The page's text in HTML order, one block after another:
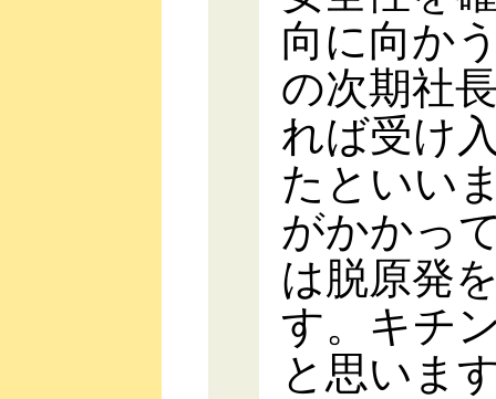
向に向か
の次期社
れば受け
たといい
がかかっ
は脱原発
す。キチ
と思いま